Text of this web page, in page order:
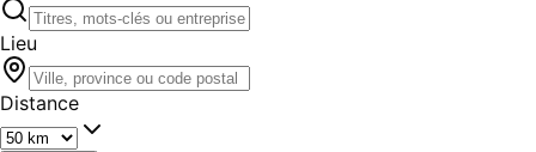
Lieu
Distance